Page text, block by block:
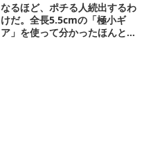
なるほど、ポチる人続出するわ
けだ。全長5.5cmの「極小ギ
ア」を使って分かったほんとの